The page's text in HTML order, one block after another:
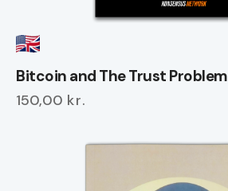
Bitcoin and The Trust Problem
150,00 kr.